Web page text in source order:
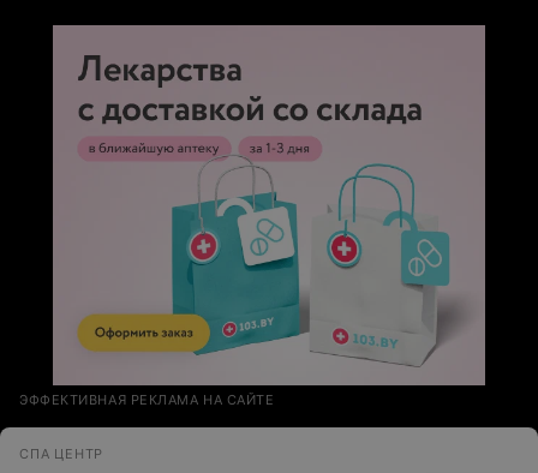
ЭФФЕКТИВНАЯ РЕКЛАМА НА САЙТЕ
СПА ЦЕНТР